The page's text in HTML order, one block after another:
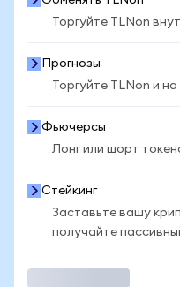
Торгуйте TLNon
Прогнозы
Торгуйте TLNon и
Фьючерсы
Лонг или шорт
Стейкинг
Заставьте вашу
получайте